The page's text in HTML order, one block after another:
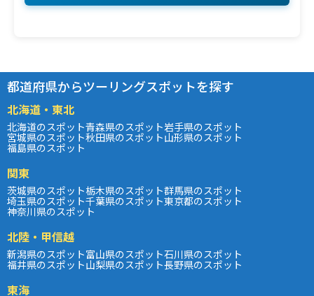
都道府県からツーリングスポットを探す
北海道・東北
北海道のスポット青森県のスポット岩手県のスポット
宮城県のスポット秋田県のスポット山形県のスポット
福島県のスポット
関東
茨城県のスポット栃木県のスポット群馬県のスポット
埼玉県のスポット千葉県のスポット東京都のスポット
神奈川県のスポット
北陸・甲信越
新潟県のスポット富山県のスポット石川県のスポット
福井県のスポット山梨県のスポット長野県のスポット
東海